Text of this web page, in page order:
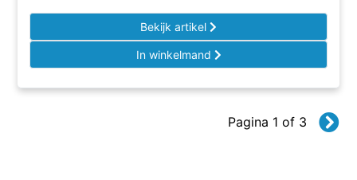
Bekijk artikel
In winkelmand
Pagina 1 of 3